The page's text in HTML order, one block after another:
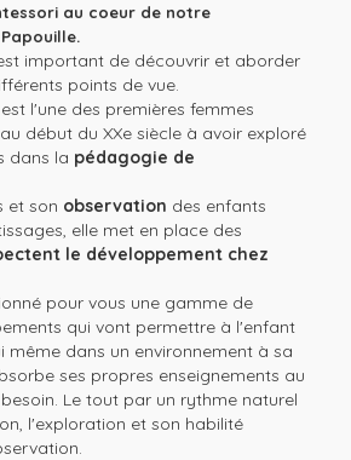
au coeur de notre
important de découvrir et aborder
points de vue.
est l'une des premières femmes
début du XXe siècle à avoir exploré
dans la pédagogie de
et son observation des enfants
elle met en place des
le développement chez
pour vous une gamme de
qui vont permettre à l'enfant
même dans un environnement à sa
ses propres enseignements au
Le tout par un rythme naturel
l'exploration et son habilité